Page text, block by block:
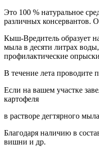
Это 100 % натуральное
различных консервантов.
Кыш-Вредитель образует
мыла в десяти литрах
профилактические
В течение лета
Если на вашем участке
картофеля
в растворе дегтярного
Благодаря наличию в
вишни и др.